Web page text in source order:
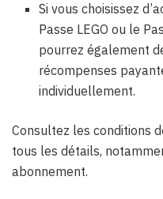
Si vous choisissez
Passe LEGO ou le
pourrez également
récompenses
individuellement.
Consultez les conditions
tous les détails,
abonnement.